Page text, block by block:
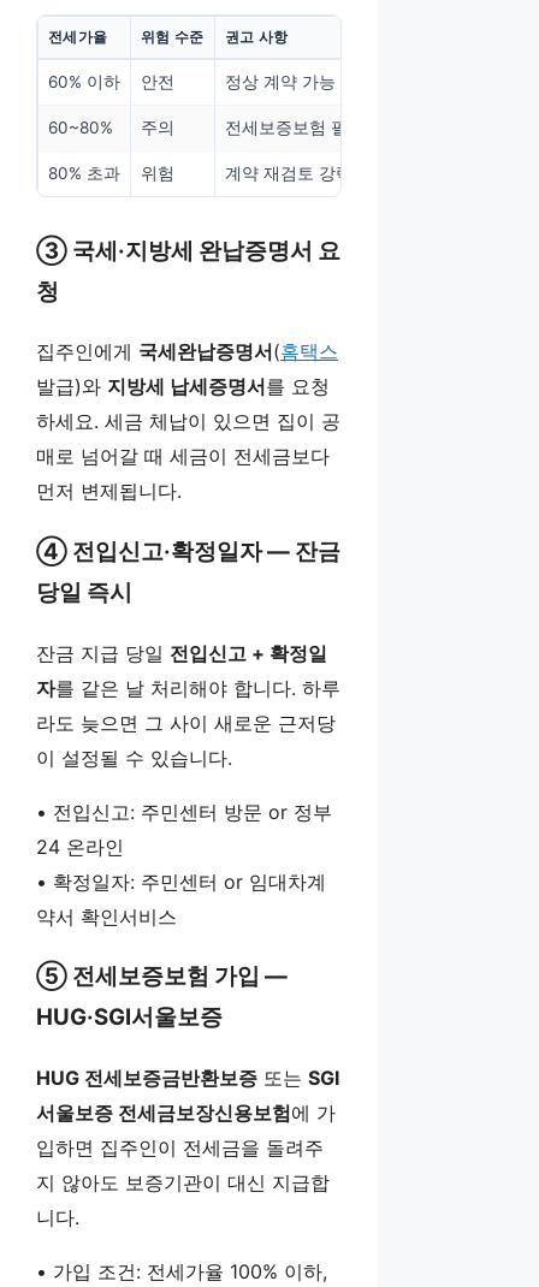
전세가율 위험 수준 권고 사항
60% 이하 안전 정상 계약 가능
60~80% 주의 전세보증보험 필수 가입
80% 초과 위험 계약 재검토 강력 권고
③ 국세·지방세 완납증명서 요
청
집주인에게 국세완납증명서(홈택스
발급)와 지방세 납세증명서를 요청
하세요. 세금 체납이 있으면 집이 공
매로 넘어갈 때 세금이 전세금보다
먼저 변제됩니다.
④ 전입신고·확정일자 — 잔금
당일 즉시
잔금 지급 당일 전입신고 + 확정일
자를 같은 날 처리해야 합니다. 하루
라도 늦으면 그 사이 새로운 근저당
이 설정될 수 있습니다.
• 전입신고: 주민센터 방문 or 정부
24 온라인
• 확정일자: 주민센터 or 임대차계
약서 확인서비스
⑤ 전세보증보험 가입 —
HUG·SGI서울보증
HUG 전세보증금반환보증 또는 SGI
서울보증 전세금보장신용보험에 가
입하면 집주인이 전세금을 돌려주
지 않아도 보증기관이 대신 지급합
니다.
• 가입 조건: 전세가율 100% 이하,